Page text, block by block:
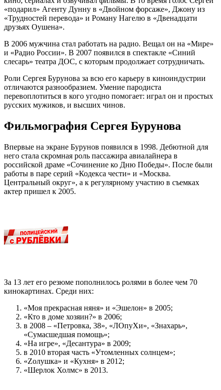
«подарил» Агенту Дунну в «Двойном форсаже», Джону из
«Трудностей перевода» и Роману Нагелю в «Двенадцати
друзьях Оушена».
В 2006 мужчина стал работать на радио. Вещал он на «Мире»
и «Радио России». В 2007 появился в спектакле «Синий
слесарь» театра ДОС, с которым продолжает сотрудничать.
Роли Сергея Бурунова за всю его карьеру в киноиндустрии
отличаются разнообразием. Умение пародиста
перевоплотиться в кого угодно помогает: играл он и простых
русских мужиков, и высших чинов.
Фильмография Сергея Бурунова
Впервые на экране Бурунов появился в 1998. Дебютной для
него стала скромная роль пассажира авиалайнера в
российской драме «Сочинение ко Дню Победы». После были
работы в паре серий «Кодекса чести» и «Москва.
Центральный округ», а к регулярному участию в съемках
актер пришел к 2005.
За 13 лет его резюме пополнилось ролями в более чем 70
кинокартинах. Среди них:
«Моя прекрасная няня» и «Эшелон» в 2005;
«Кто в доме хозяин?» в 2006;
в 2008 – «Петровка, 38», «ЛОпуХи», «Знахарь»,
«Сумасшедшая помощь»;
«На игре», «Десантура» в 2009;
в 2010 вторая часть «Утомленных солнцем»;
«Zолушка» и «Кухня» в 2012;
«Шерлок Холмс» в 2013.